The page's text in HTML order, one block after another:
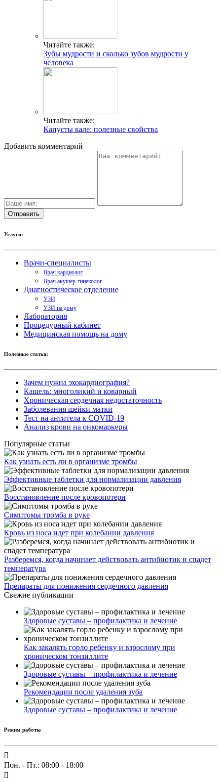
Читайте также:
Зубы мудрости и сколько зубов мудрости у
человека
Читайте также:
Капусты кале: полезные свойства
Добавить комментарий
Услуги:
Врачи-специалисты
Врач кардиолог
Врач акушер-гинеколог
Диагностическое отделение
УЗИ
УЗИ на дому
Лаборатория
Процедурный кабинет
Медицинская помощь на дому
Полезные статьи:
Зачем нужна эхокардиография?
Кашель: многоликий и коварный
Хроническая сердечная недостаточность
Заболевания шейки матки
Тест на антитела к COVID-19
Анализ крови на онкомаркеры
Популярные статьи
Как узнать есть ли в организме тромбы
Эффективные таблетки для нормализации давления
Восстановление после кровопотери
Симптомы тромба в руке
Кровь из носа идет при колебании давления
Разберемся, когда начинает действовать антибиотик и спадет
температура
Препараты для понижения сердечного давления
Свежие публикации
Здоровые суставы – профилактика и лечение
Как закалять горло ребенку и взрослому при
хроническом тонзиллите
Здоровые суставы – профилактика и лечение
Рекомендации после удаления зуба
Здоровые суставы – профилактика и лечение
Режим работы
Пон. - Пт.: 08:00 - 18:00